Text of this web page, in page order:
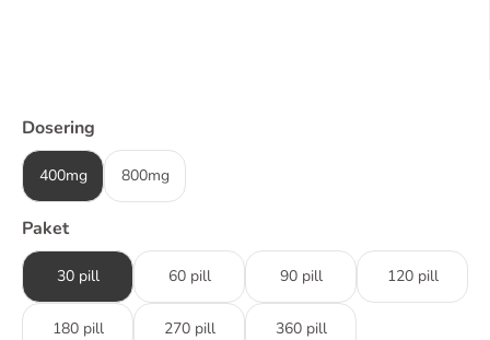
Dosering
400mg 800mg
Paket
30 pill 60 pill 90 pill 120 pill
180 pill 270 pill 360 pill